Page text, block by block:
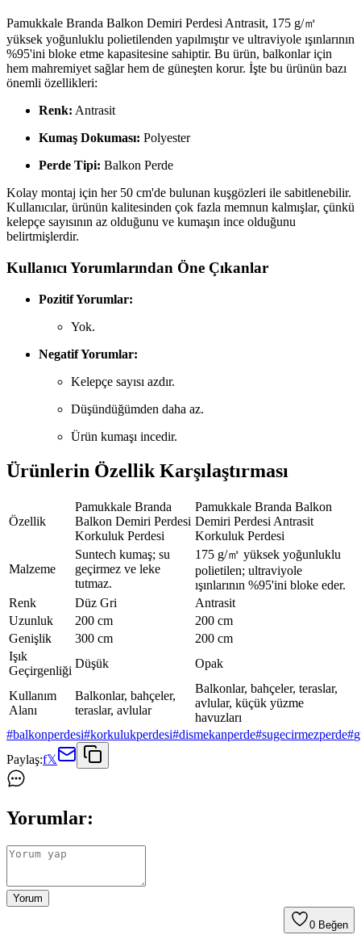
Pamukkale Branda Balkon Demiri Perdesi Antrasit, 175 g/㎡
yüksek yoğunluklu polietilenden yapılmıştır ve ultraviyole ışınlarının
%95'ini bloke etme kapasitesine sahiptir. Bu ürün, balkonlar için
hem mahremiyet sağlar hem de güneşten korur. İşte bu ürünün bazı
önemli özellikleri:
Renk: Antrasit
Kumaş Dokuması: Polyester
Perde Tipi: Balkon Perde
Kolay montaj için her 50 cm'de bulunan kuşgözleri ile sabitlenebilir.
Kullanıcılar, ürünün kalitesinden çok fazla memnun kalmışlar, çünkü
kelepçe sayısının az olduğunu ve kumaşın ince olduğunu
belirtmişlerdir.
Kullanıcı Yorumlarından Öne Çıkanlar
Pozitif Yorumlar:
Yok.
Negatif Yorumlar:
Kelepçe sayısı azdır.
Düşündüğümden daha az.
Ürün kumaşı incedir.
Ürünlerin Özellik Karşılaştırması
Özellik
Pamukkale Branda
Balkon Demiri Perdesi
Korkuluk Perdesi
Pamukkale Branda Balkon
Demiri Perdesi Antrasit
Korkuluk Perdesi
Malzeme
Suntech kumaş; su
geçirmez ve leke
tutmaz.
175 g/㎡ yüksek yoğunluklu
polietilen; ultraviyole
ışınlarının %95'ini bloke eder.
Renk
Düz Gri
Antrasit
Uzunluk
200 cm
200 cm
Genişlik
300 cm
200 cm
Işık
Geçirgenliği
Düşük Opak
Kullanım
Alanı
Balkonlar, bahçeler,
teraslar, avlular
Balkonlar, bahçeler, teraslar,
avlular, küçük yüzme
havuzları
#balkonperdesi#korkulukperdesi#dismekanperde#sugecirmezperde#
Paylaş:f𝕏
Yorumlar:
Yorum
0 Beğen